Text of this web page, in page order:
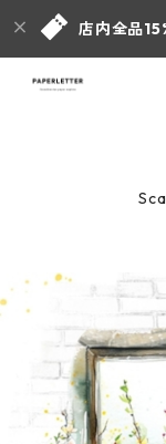
店内全品